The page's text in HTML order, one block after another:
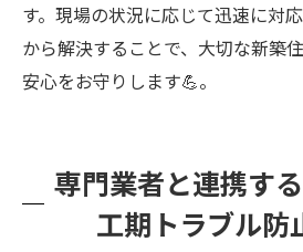
す。現場の状況に応じて迅速に対
から解決することで、大切な新築
安心をお守りします💪。
専門業者と連携す
工期トラブル防